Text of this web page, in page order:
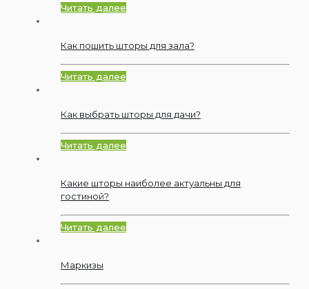
Читать далее
Как пошить шторы для зала?
Читать далее
Как выбрать шторы для дачи?
Читать далее
Какие шторы наиболее актуальны для
гостиной?
Читать далее
Маркизы